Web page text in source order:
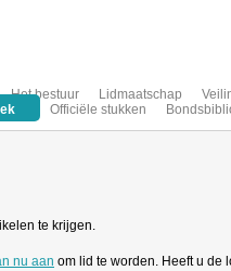
Het bestuur Lidmaatschap
Officiële stukken
te krijgen.
nu aan om lid te worden. Heeft u de